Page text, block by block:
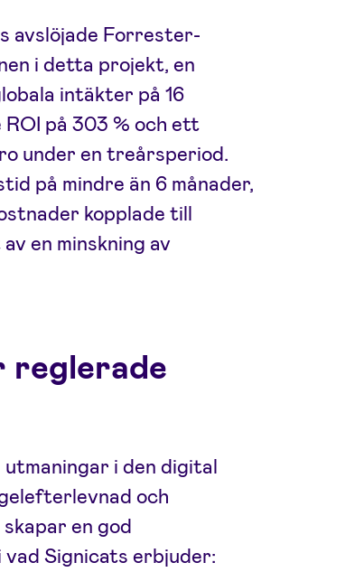
avslöjade Forrester-
i detta projekt, en
intäkter på 16
på 303 % och ett
under en treårsperiod.
på mindre än 6 månader,
kopplade till
en minskning av
reglerade
i den digital
och
en god
Signicats erbjuder: